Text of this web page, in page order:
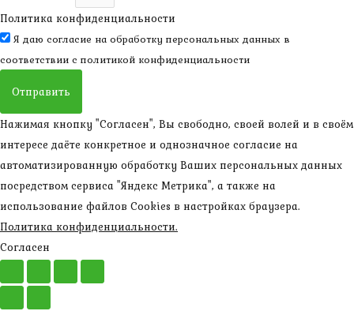
Политика конфиденциальности
Я даю согласие на обработку персональных данных в
соответствии с политикой конфиденциальности
Отправить
Нажимая кнопку "Согласен", Вы свободно, своей волей и в своём
интересе даёте конкретное и однозначное согласие на
автоматизированную обработку Ваших персональных данных
посредством сервиса "Яндекс Метрика", а также на
использование файлов Cookies в настройках браузера.
Политика конфиденциальности.
Согласен